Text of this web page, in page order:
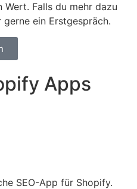
Falls du mehr dazu
ein Erstgespräch.
Apps
SEO-App für Shopify.